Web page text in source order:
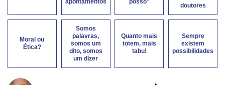
apontamentos posso"
doutores
Moral ou
Ética?
Somos
palavras,
somos um
dito, somos
um dizer
Quanto mais
totem, mais
tabu!
Sempre
existem
possibilidades